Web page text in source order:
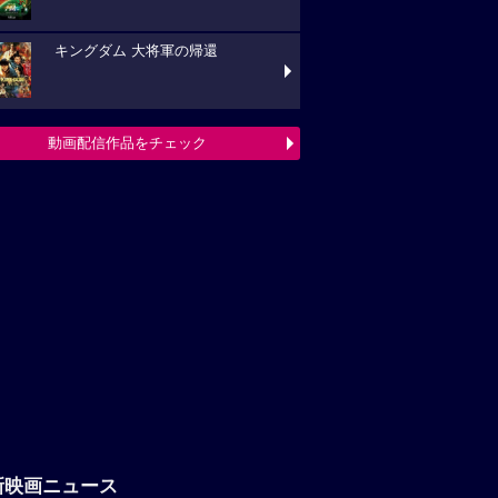
キングダム 大将軍の帰還
動画配信作品をチェック
映画ニュース